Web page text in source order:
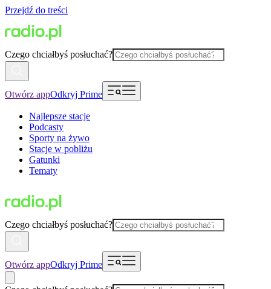
Przejdź do treści
Czego chciałbyś posłuchać?
Otwórz appOdkryj Prime
Najlepsze stacje
Podcasty
Sporty na żywo
Stacje w pobliżu
Gatunki
Tematy
Czego chciałbyś posłuchać?
Otwórz appOdkryj Prime